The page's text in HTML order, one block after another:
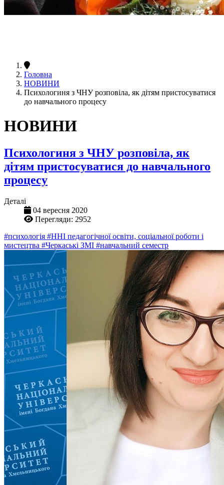
Головна
НОВИНИ
Психологиня з ЧНУ розповіла, як дітям пристосуватися
до навчального процесу
НОВИНИ
Психологиня з ЧНУ розповіла, як
дітям пристосуватися до навчального
процесу
Деталі
04 вересня 2020
Перегляди: 2952
#психологія #ННІ педагогічної освіти, соціальної роботи і
мистецтва #Черкаські ЗМІ #навчальний семестр